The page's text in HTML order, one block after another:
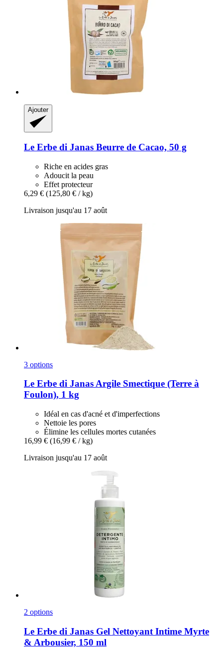
Ajouter
Le Erbe di Janas Beurre de Cacao, 50 g
Riche en acides gras
Adoucit la peau
Effet protecteur
6,29 € (125,80 € / kg)
Livraison jusqu'au 17 août
3 options
Le Erbe di JanasArgile Smectique (Terre à
Foulon), 1 kg
Idéal en cas d'acné et d'imperfections
Nettoie les pores
Élimine les cellules mortes cutanées
16,99 € (16,99 € / kg)
Livraison jusqu'au 17 août
2 options
Le Erbe di Janas Gel Nettoyant Intime Myrte
& Arbousier, 150 ml